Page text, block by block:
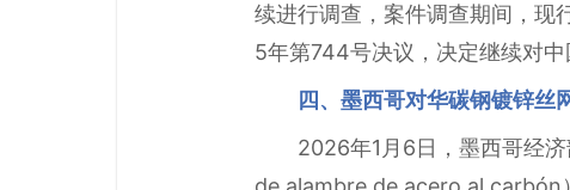
续进行调查，案件调查期间，现
5年第744号决议，决定继续对中
四、墨西哥对华碳钢镀锌丝
2026年1月6日，墨西哥经